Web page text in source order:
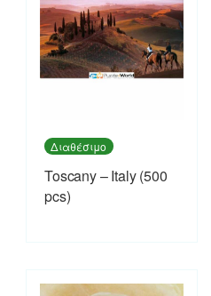
Διαθέσιμο
Toscany – Italy (500
pcs)